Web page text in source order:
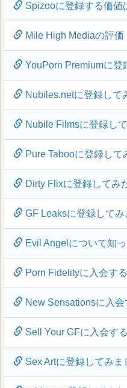
Spizooに登録する価値
Mile High Mediaの評
YouPorn Premiumに登
Nubiles.netに登録して
Nubile Filmsに登録し
Pure Tabooに登録して
Dirty Flixに登録してみ
GF Leaksに登録してみ
Evil Angelについて知
Porn Fidelityに入会す
New Sensationsに入会
Sell Your GFに入会す
Sex Artに登録してみま